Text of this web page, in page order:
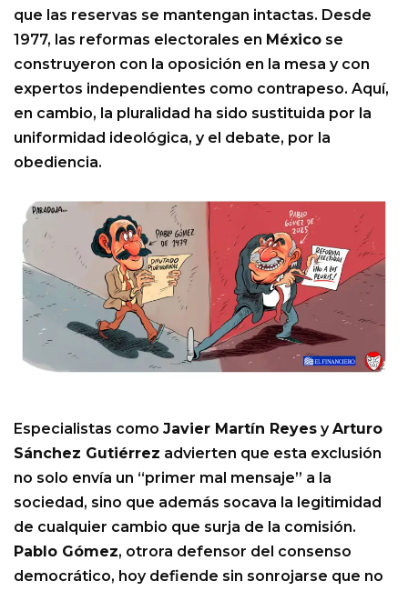
que las reservas se mantengan intactas. Desde
1977, las reformas electorales en México se
construyeron con la oposición en la mesa y con
expertos independientes como contrapeso. Aquí,
en cambio, la pluralidad ha sido sustituida por la
uniformidad ideológica, y el debate, por la
obediencia.
Especialistas como Javier Martín Reyes yArturo
Sánchez Gutiérrez advierten que esta exclusión
no solo envía un “primer mal mensaje” a la
sociedad, sino que además socava la legitimidad
de cualquier cambio que surja de la comisión.
Pablo Gómez, otrora defensor del consenso
democrático, hoy defiende sin sonrojarse que no